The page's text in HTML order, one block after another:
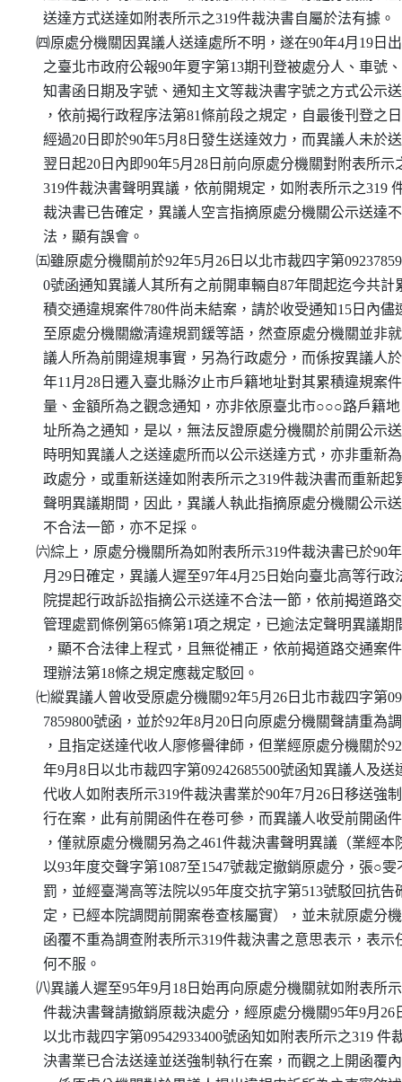
    送達方式送達如附表所示之319件裁決書自屬於法有據。
㈣原處分機關因異議人送達處所不明，遂在90年4月19日
之臺北市政府公報90年夏字第13期刊登被處分人、車號
知書函日期及字號、通知主文等裁決書字號之方式公示
，依前揭行政程序法第81條前段之規定，自最後刊登之
經過20日即於90年5月8日發生送達效力，而異議人未於
翌日起20日內即90年5月28日前向原處分機關對附表所示
319件裁決書聲明異議，依前開規定，如附表所示之319
裁決書已告確定，異議人空言指摘原處分機關公示送達
    法，顯有誤會。
㈤雖原處分機關前於92年5月26日以北市裁四字第
0號函通知異議人其所有之前開車輛自87年間起迄今共計
積交通違規案件780件尚未結案，請於收受通知15日內儘
至原處分機關繳清違規罰鍰等語，然查原處分機關並非
議人所為前開違規事實，另為行政處分，而係按異議人
年11月28日遷入臺北縣汐止市戶籍地址對其累積違規案
    量、金額所為之觀念通知，亦非依原臺北市○○○路戶籍地
址所為之通知，是以，無法反證原處分機關於前開公示
時明知異議人之送達處所而以公示送達方式，亦非重新
政處分，或重新送達如附表所示之319件裁決書而重新起
聲明異議期間，因此，異議人執此指摘原處分機關公示
    不合法一節，亦不足採。
㈥綜上，原處分機關所為如附表所示319件裁決書已於90
月29日確定，異議人遲至97年4月25日始向臺北高等行政
院提起行政訴訟指摘公示送達不合法一節，依前揭道路
管理處罰條例第65條第1項之規定，已逾法定聲明異議期
，顯不合法律上程式，且無從補正，依前揭道路交通案
    理辦法第18條之規定應裁定駁回。
㈦縱異議人曾收受原處分機關92年5月26日北市裁四字第
7859800號函，並於92年8月20日向原處分機關聲請重為
    ，且指定送達代收人廖修譽律師，但業經原處分機關於92
年9月8日以北市裁四字第09242685500號函知異議人及送
代收人如附表所示319件裁決書業於90年7月26日移送強
行在案，此有前開函件在卷可參，而異議人收受前開函
，僅就原處分機關另為之461件裁決書聲明異議（業經本
以93年度交聲字第1087至1547號裁定撤銷原處分，張○雯
罰，並經臺灣高等法院以95年度交抗字第513號駁回抗告
定，已經本院調閱前開案卷查核屬實），並未就原處分
函覆不重為調查附表所示319件裁決書之意思表示，表示
    何不服。
㈧異議人遲至95年9月18日始再向原處分機關就如附表所
件裁決書聲請撤銷原裁決處分，經原處分機關95年9月26
以北市裁四字第09542933400號函知如附表所示之319 件
決書業已合法送達並送強制執行在案，而觀之上開函覆